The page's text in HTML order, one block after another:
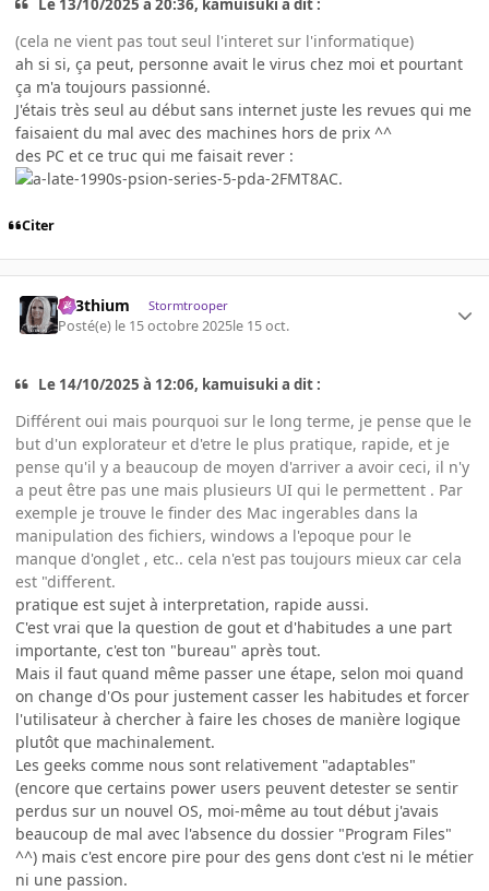
(cela ne vient pas tout seul l'interet sur l'informatique)
ah si si, ça peut, personne avait le virus chez moi et pourtant
ça m'a toujours passionné.
J'étais très seul au début sans internet juste les revues qui me
faisaient du mal avec des machines hors de prix ^^
des PC et ce truc qui me faisait rever :
Citer
L33thium Stormtrooper
Posté(e) le 15 octobre 2025le 15 oct.
Le 14/10/2025 à 12:06, kamuisuki a dit :
Différent oui mais pourquoi sur le long terme, je pense que le
but d'un explorateur et d'etre le plus pratique, rapide, et je
pense qu'il y a beaucoup de moyen d'arriver a avoir ceci, il n'y
a peut être pas une mais plusieurs UI qui le permettent . Par
exemple je trouve le finder des Mac ingerables dans la
manipulation des fichiers, windows a l'epoque pour le
manque d'onglet , etc.. cela n'est pas toujours mieux car cela
est "different.
pratique est sujet à interpretation, rapide aussi.
C'est vrai que la question de gout et d'habitudes a une part
importante, c'est ton "bureau" après tout.
Mais il faut quand même passer une étape, selon moi quand
on change d'Os pour justement casser les habitudes et forcer
l'utilisateur à chercher à faire les choses de manière logique
plutôt que machinalement.
Les geeks comme nous sont relativement "adaptables"
(encore que certains power users peuvent detester se sentir
perdus sur un nouvel OS, moi-même au tout début j'avais
beaucoup de mal avec l'absence du dossier "Program Files"
^^) mais c'est encore pire pour des gens dont c'est ni le métier
ni une passion.